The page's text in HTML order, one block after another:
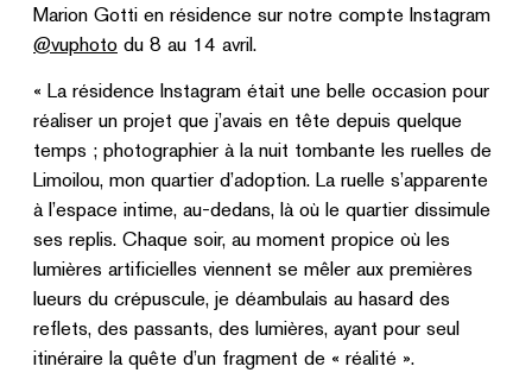
Marion Gotti en résidence sur notre compte Instagram
@vuphoto du 8 au 14 avril.
« La résidence Instagram était une belle occasion pour
réaliser un projet que j’avais en tête depuis quelque
temps ; photographier à la nuit tombante les ruelles de
Limoilou, mon quartier d’adoption. La ruelle s’apparente
à l’espace intime, au-dedans, là où le quartier dissimule
ses replis. Chaque soir, au moment propice où les
lumières artificielles viennent se mêler aux premières
lueurs du crépuscule, je déambulais au hasard des
reflets, des passants, des lumières, ayant pour seul
itinéraire la quête d’un fragment de « réalité ».